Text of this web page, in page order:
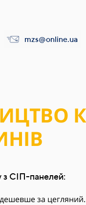
mzs@online.ua
з СІП-панелей:
дешевше за цегляний.